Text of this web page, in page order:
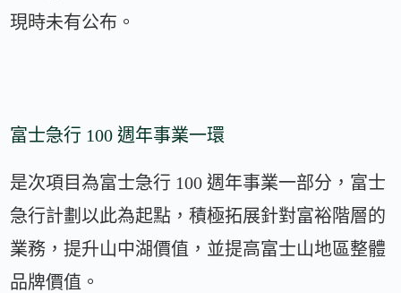
現時未有公布。
富士急行 100 週年事業一環
是次項目為富士急行 100 週年事業一部分，富士
急行計劃以此為起點，積極拓展針對富裕階層的
業務，提升山中湖價值，並提高富士山地區整體
品牌價值。